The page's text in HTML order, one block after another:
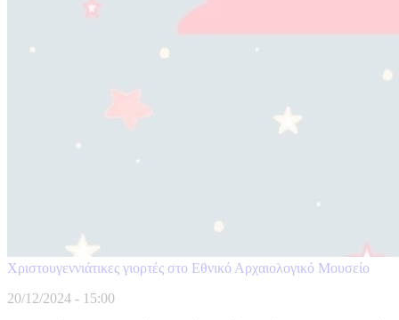
Χριστουγεννιάτικες γιορτές στο Εθνικό Αρχαιολογικό Μουσείο
20/12/2024 - 15:00